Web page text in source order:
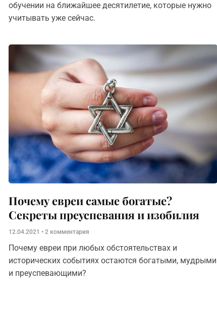
обучении на ближайшее десятилетие, которые нужно
учитывать уже сейчас.
Почему евреи самые богатые?
Секреты преуспевания и изобилия
12.04.2021 2 комментария
Почему евреи при любых обстоятельствах и
исторических событиях остаются богатыми, мудрыми
и преуспевающими?